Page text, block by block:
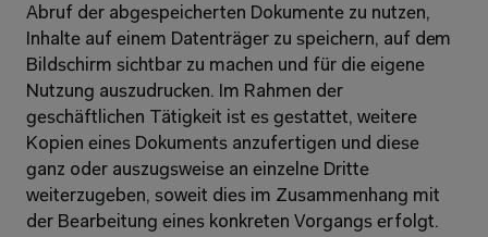
Abruf der abgespeicherten Dokumente zu nutzen,
Inhalte auf einem Datenträger zu speichern, auf dem
Bildschirm sichtbar zu machen und für die eigene
Nutzung auszudrucken. Im Rahmen der
geschäftlichen Tätigkeit ist es gestattet, weitere
Kopien eines Dokuments anzufertigen und diese
ganz oder auszugsweise an einzelne Dritte
weiterzugeben, soweit dies im Zusammenhang mit
der Bearbeitung eines konkreten Vorgangs erfolgt.